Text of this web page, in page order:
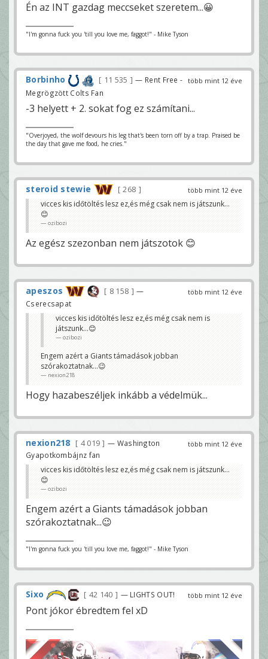
Én az INT gazdag meccseket szeretem...😀
"I'm gonna fuck you 'till you love me, faggot!" - Mike Tyson
több mint 12 éve
Borbinho 11 535
— Rent Free -
Megrögzött Colts Fan
-3 helyett + 2. sokat fog ez számítani...
"Overjoyed, the wolf devours his leg that's been torn off by a trap. Praised be
the day that gave me food, he cries."
több mint 12 éve
steroid stewie
268
vicces kis időtöltés lesz ez,és még csak nem is játszunk...
😊
ozibozi
Az egész szezonban nem játszotok 😊
több mint 12 éve
apeszos 8 158
—
Cserecsapat
vicces kis időtöltés lesz ez,és még csak nem is
játszunk...😊
ozibozi
Engem azért a Giants támadások jobban
szórakoztatnak...😉
nexion218
Hogy hazabeszéljek inkább a védelmük...
több mint 12 éve
nexion218 4 019
— Washington
Gyapotkombájnz fan
vicces kis időtöltés lesz ez,és még csak nem is játszunk...
😊
ozibozi
Engem azért a Giants támadások jobban
szórakoztatnak...😉
"I'm gonna fuck you 'till you love me, faggot!" - Mike Tyson
több mint 12 éve
Sixo 42 140 — LIGHTS OUT!
Pont jókor ébredtem fel xD